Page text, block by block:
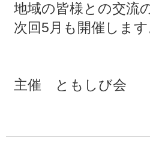
地域の皆様との交流
次回5月も開催します
主催 ともしび会